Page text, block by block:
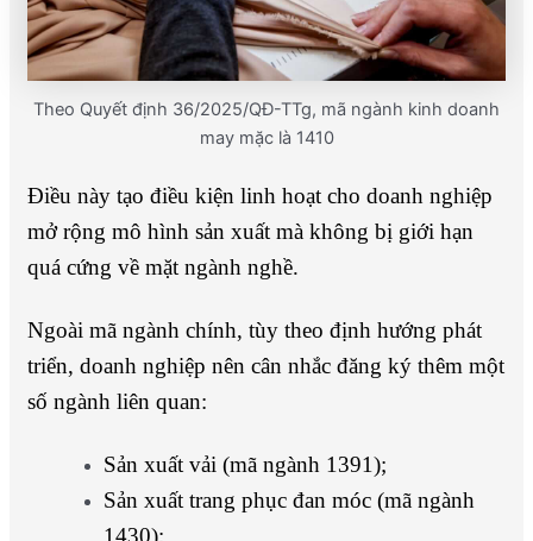
Theo Quyết định 36/2025/QĐ-TTg, mã ngành kinh doanh
may mặc là 1410
Điều này tạo điều kiện linh hoạt cho doanh nghiệp
mở rộng mô hình sản xuất mà không bị giới hạn
quá cứng về mặt ngành nghề.
Ngoài mã ngành chính, tùy theo định hướng phát
triển, doanh nghiệp nên cân nhắc đăng ký thêm một
số ngành liên quan:
Sản xuất vải (mã ngành 1391);
Sản xuất trang phục đan móc (mã ngành